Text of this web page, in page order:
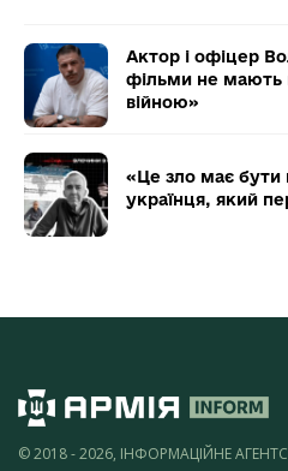
Актор і офіцер
фільми не мають
війною»
«Це зло має бути
українця, який
© 2018 - 2026, ІНФОРМАЦІЙНЕ